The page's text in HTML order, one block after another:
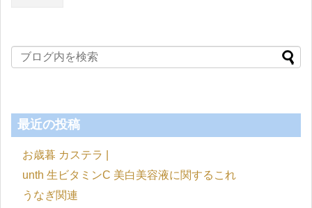
最近の投稿
お歳暮 カステラ |
unth 生ビタミンC 美白美容液に関するこれ
うなぎ関連